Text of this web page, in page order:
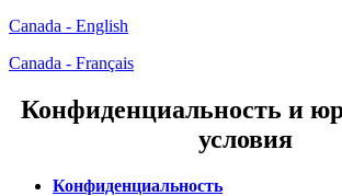
Canada - English
Canada - Français
Конфиденциальность и
условия
Конфиденциальность